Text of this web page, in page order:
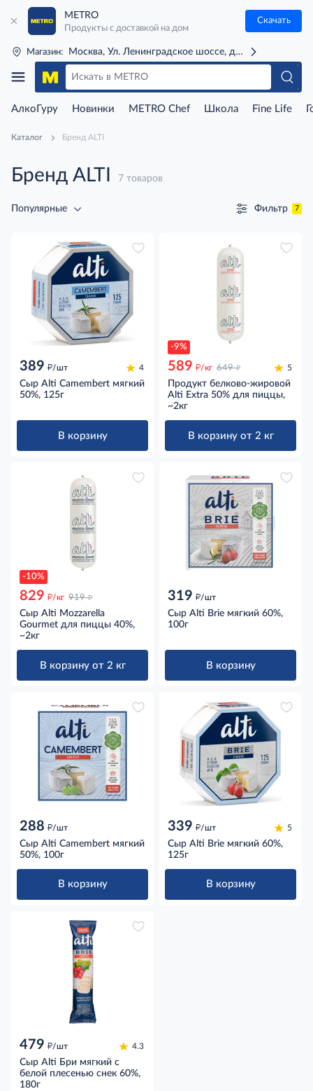
METRO
Продукты с доставкой на дом
Скачать
Магазин: Москва, Ул. Ленинградское шоссе, д. 71Г (м. Речной
АлкоГуру Новинки METRO Chef Школа Fine Life
Каталог Бренд ALTI
Бренд ALTI 7 товаров
Популярные Фильтр 7
389 д/шт 4
Сыр Alti Camembert мягкий
50%, 125г
В корзину
-9%
589 д/кг 649 д 5
Продукт белково-жировой
Alti Extra 50% для пиццы,
~2кг
В корзину от 2 кг
-10%
829 д/кг 919 д
Сыр Alti Mozzarella
Gourmet для пиццы 40%,
~2кг
В корзину от 2 кг
319 д/шт
Сыр Alti Brie мягкий 60%,
100г
В корзину
288 д/шт
Сыр Alti Camembert мягкий
50%, 100г
В корзину
339 д/шт 5
Сыр Alti Brie мягкий 60%,
125г
В корзину
479 д/шт 4.3
Сыр Alti Бри мягкий с
белой плесенью снек 60%,
180г